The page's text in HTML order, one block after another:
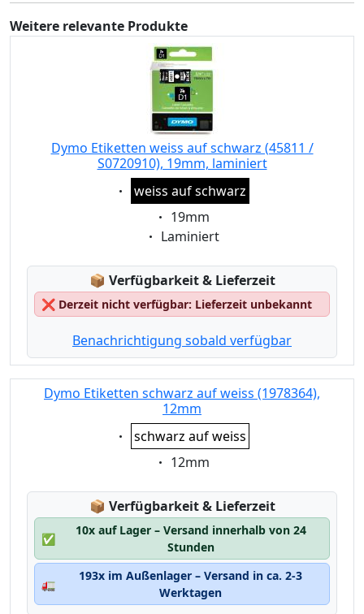
Weitere relevante Produkte
Dymo Etiketten weiss auf schwarz (45811 /
S0720910), 19mm, laminiert
Eigenschaft:
weiss auf schwarz
Eigenschaft:
19mm
Eigenschaft:
Laminiert
📦 Lagerstatus:
Verfügbarkeit & Lieferzeit
❌ Derzeit nicht verfügbar: Lieferzeit unbekannt
Benachrichtigung sobald verfügbar
Dymo Etiketten schwarz auf weiss (1978364),
12mm
Eigenschaft:
schwarz auf weiss
Eigenschaft:
12mm
📦 Lagerstatus:
Verfügbarkeit & Lieferzeit
✅
10x auf Lager – Versand innerhalb von 24
Stunden
🚛
193x im Außenlager – Versand in ca. 2-3
Werktagen